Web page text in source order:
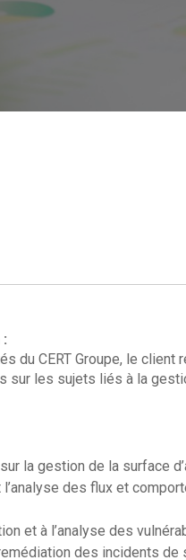
du CERT Groupe, le client
sur les sujets liés à la
la gestion de la surface
des flux et
et à l’analyse des
des incidents de